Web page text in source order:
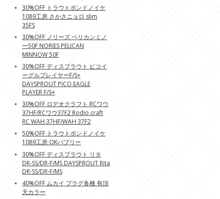
30%OFF トラウトポンドノイケ
1089工房 さかさニョロ slim
35FS
30%OFF ノリーズ ペリカンミノ
ー50F NORIES PELICAN
MINNOW 50F
30%OFF ディスプラウト ピコイ
ーグルプレイヤーF/S+
DAYSPROUT PICO EAGLE
PLAYER F/S+
30%OFF ロデオクラフト RCワウ
37HF/RCワウ37F2 Rodio craft
RC WAH 37HF/WAH 37F2
50%OFF トラウトポンドノイケ
1089工房 OKバブリー
30%OFF ディスプラウト リタ
DR-SS/DR-F/MS DAYSPROUT Rita
DR-SS/DR-F/MS
40%OFF ムカイ プラグ各種 有頂
天カラー